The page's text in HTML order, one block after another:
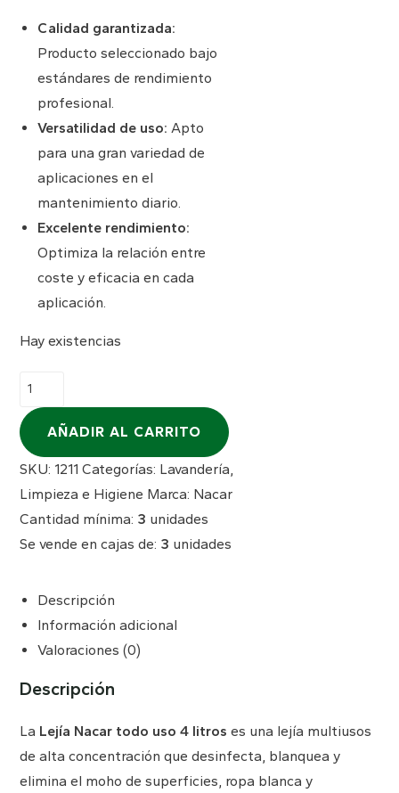
Calidad garantizada:
Producto seleccionado bajo
estándares de rendimiento
profesional.
Versatilidad de uso: Apto
para una gran variedad de
aplicaciones en el
mantenimiento diario.
Excelente rendimiento:
Optimiza la relación entre
coste y eficacia en cada
aplicación.
Hay existencias
AÑADIR AL CARRITO
SKU: 1211 Categorías: Lavandería
Limpieza e Higiene Marca: Nacar
Cantidad mínima: 3 unidades
Se vende en cajas de: 3 unidades
Descripción
Información adicional
Valoraciones (0)
Descripción
La Lejía Nacar todo uso 4 litros es una lejía multiusos
de alta concentración que desinfecta, blanquea y
elimina el moho de superficies, ropa blanca y